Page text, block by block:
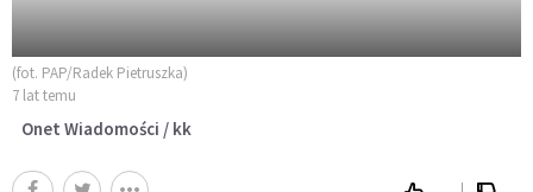
(fot. PAP/Radek Pietruszka)
7 lat temu
Onet Wiadomości / kk